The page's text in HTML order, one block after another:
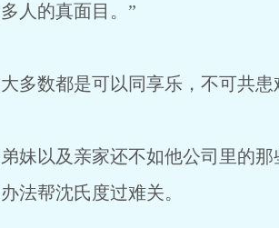
多人的真面目。”
大多数都是可以同享乐，不可共患
弟妹以及亲家还不如他公司里的
办法帮沈氏度过难关。